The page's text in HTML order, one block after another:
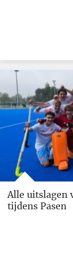
Alle uitslagen
tijdens Pasen